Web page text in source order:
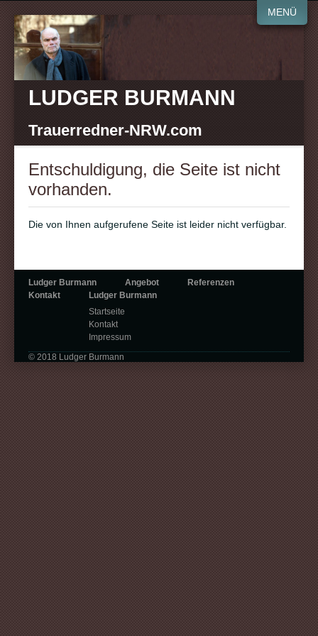
MENÜ
LUDGER BURMANN
Trauerredner-NRW.com
Entschuldigung, die Seite ist nicht
vorhanden.
Die von Ihnen aufgerufene Seite ist leider nicht verfügbar.
Ludger Burmann Angebot
Referenzen
Kontakt
Ludger Burmann
Startseite
Kontakt
Impressum
© 2018 Ludger Burmann